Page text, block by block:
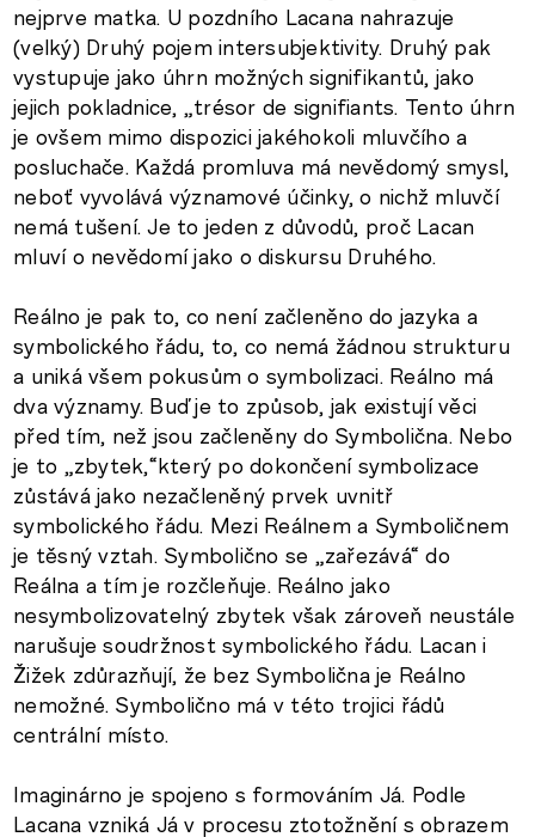
nejprve matka. U pozdního Lacana nahrazuje
(velký) Druhý pojem intersubjektivity. Druhý pak
vystupuje jako úhrn možných signifikantů, jako
jejich pokladnice, „trésor de signifiants. Tento úhrn
je ovšem mimo dispozici jakéhokoli mluvčího a
posluchače. Každá promluva má nevědomý smysl,
neboť vyvolává významové účinky, o nichž mluvčí
nemá tušení. Je to jeden z důvodů, proč Lacan
mluví o nevědomí jako o diskursu Druhého.
Reálno je pak to, co není začleněno do jazyka a
symbolického řádu, to, co nemá žádnou strukturu
a uniká všem pokusům o symbolizaci. Reálno má
dva významy. Buď je to způsob, jak existují věci
před tím, než jsou začleněny do Symbolična. Nebo
je to „zbytek,“který po dokončení symbolizace
zůstává jako nezačleněný prvek uvnitř
symbolického řádu. Mezi Reálnem a Symboličnem
je těsný vztah. Symbolično se „zařezává“ do
Reálna a tím je rozčleňuje. Reálno jako
nesymbolizovatelný zbytek však zároveň neustále
narušuje soudržnost symbolického řádu. Lacan i
Žižek zdůrazňují, že bez Symbolična je Reálno
nemožné. Symbolično má v této trojici řádů
centrální místo.
Imaginárno je spojeno s formováním Já. Podle
Lacana vzniká Já v procesu ztotožnění s obrazem